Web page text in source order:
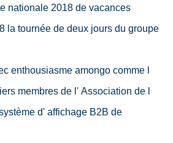
nationale 2018 de vacances
la tournée de deux jours du groupe
enthousiasme amongo comme l
membres de l' Association de l
d' affichage B2B de